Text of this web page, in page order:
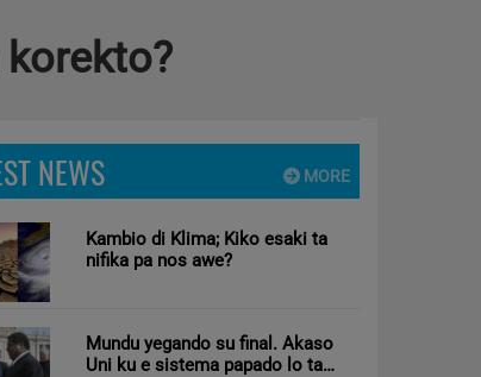
MORE
NEWS
Kambio di Klima; Kiko esaki ta
nifika pa nos awe?
Mundu yegando su final. Akaso
Uni ku e sistema papado lo ta